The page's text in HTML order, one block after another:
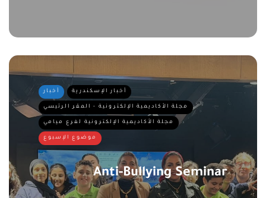
أخبار أخبار الإسكندرية
مجلة الأكاديمية الإلكترونية - المقر الرئيسي
مجلة الأكاديمية الإلكترونية لفرع ميامي
موضوع الإسبوع
Anti-Bullying Seminar